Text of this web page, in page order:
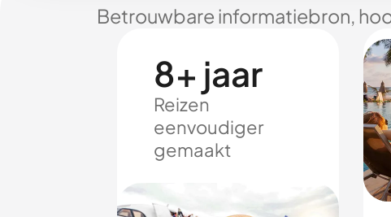
Betrouwbare informatiebron,
8+ jaar
Reizen
eenvoudiger
gemaakt